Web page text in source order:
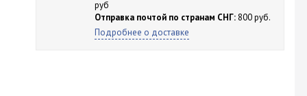
руб
Отправка почтой по странам СНГ:800 руб.
Подробнее о доставке